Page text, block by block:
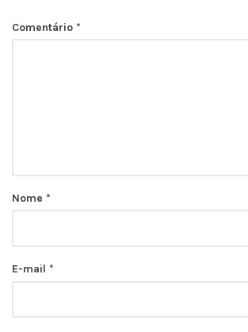
Comentário *
Nome *
E-mail *